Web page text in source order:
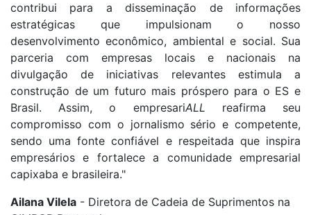
contribui para a disseminação de informações
estratégicas que impulsionam o nosso
desenvolvimento econômico, ambiental e social. Sua
parceria com empresas locais e nacionais na
divulgação de iniciativas relevantes estimula a
construção de um futuro mais próspero para o ES e
Brasil. Assim, o empresariALL reafirma seu
compromisso com o jornalismo sério e competente,
sendo uma fonte confiável e respeitada que inspira
empresários e fortalece a comunidade empresarial
capixaba e brasileira."
Ailana Vilela - Diretora de Cadeia de Suprimentos na